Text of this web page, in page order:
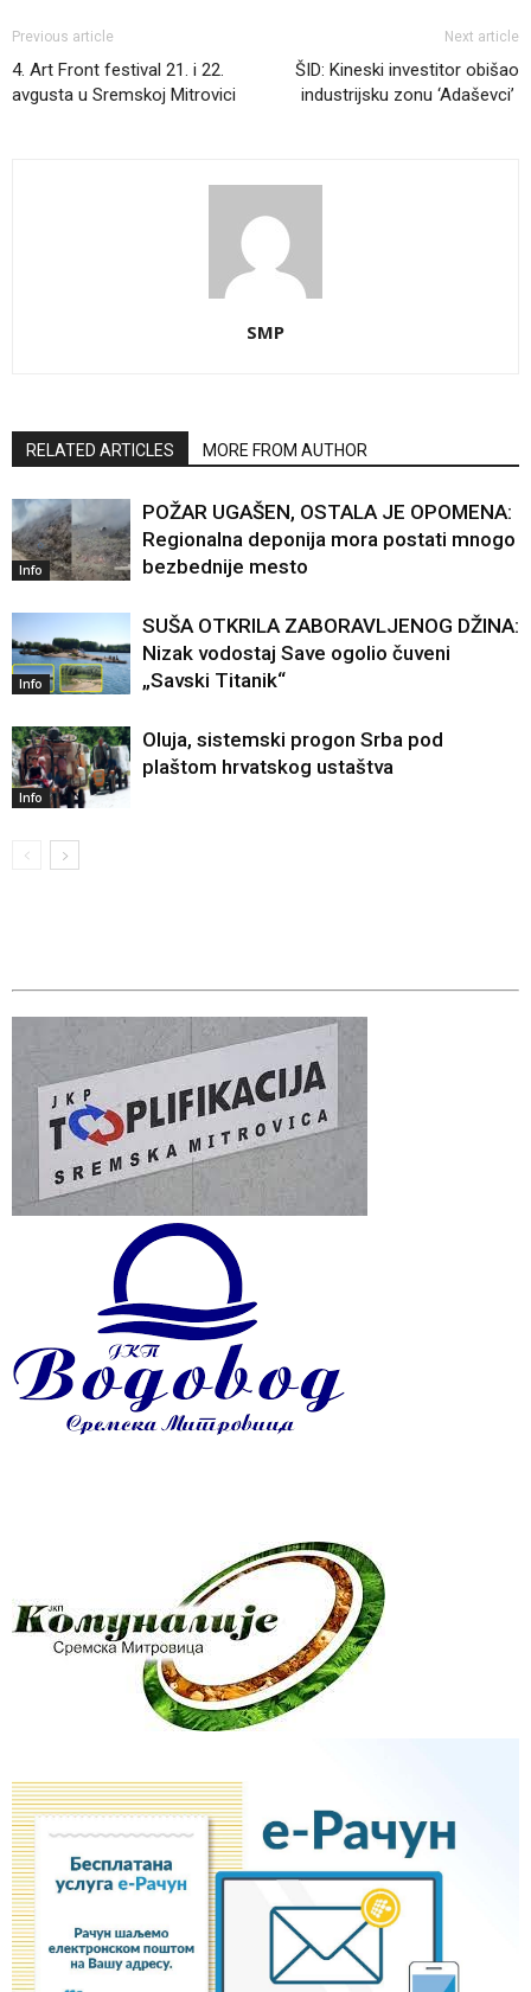
Previous article
4. Art Front festival 21. i 22.
avgusta u Sremskoj Mitrovici
Next article
ŠID: Kineski investitor obišao
industrijsku zonu ‘Adaševci’
SMP
RELATED ARTICLES MORE FROM AUTHOR
Info
POŽAR UGAŠEN, OSTALA JE OPOMENA:
Regionalna deponija mora postati mnogo
bezbednije mesto
Info
SUŠA OTKRILA ZABORAVLJENOG DŽINA:
Nizak vodostaj Save ogolio čuveni
„Savski Titanik“
Info
Oluja, sistemski progon Srba pod
plaštom hrvatskog ustaštva